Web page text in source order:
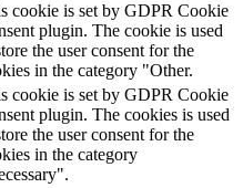
cookie is set by GDPR Cookie
plugin. The cookie is used
the user consent for the
in the category "Other.
cookie is set by GDPR Cookie
plugin. The cookies is used
the user consent for the
in the category